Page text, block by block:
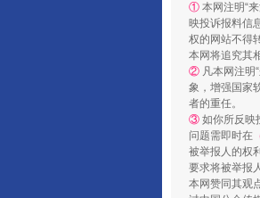
① 本网注明“
映投诉报料信
权的网站不得
本网将追究其
② 凡本网注明
象，增强国家
者的重任。
③ 如你所反映
问题需即时在
被举报人的权
要求将被举报
本网赞同其观